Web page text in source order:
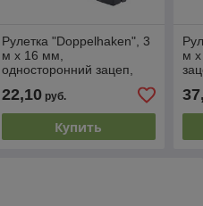
Рулетка "Doppelhaken", 3
м x 16 мм,
односторонний зацеп,
автоматич GROSS
22,10руб.
Купить
м x